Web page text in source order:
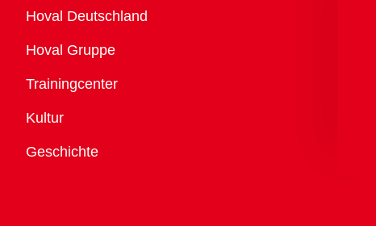
Übersicht
Hoval Deutschland
Hoval Gruppe
Trainingcenter
Kultur
Geschichte